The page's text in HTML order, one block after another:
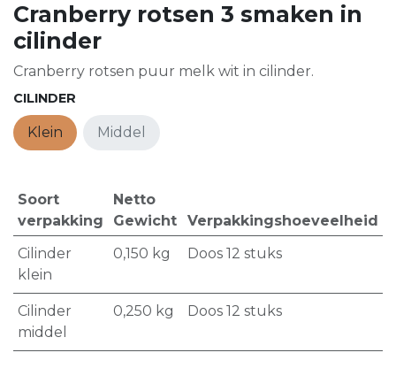
Cranberry rotsen 3 smaken in
cilinder
Cranberry rotsen puur melk wit in cilinder.
CILINDER
Klein Middel
Soort
verpakking
Netto
Gewicht
Verpakkingshoeveelheid
Cilinder
klein
0,150 kg Doos 12 stuks
Cilinder
middel
0,250 kg Doos 12 stuks